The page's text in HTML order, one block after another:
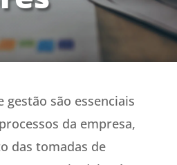
gestão são essenciais
da empresa,
das tomadas de